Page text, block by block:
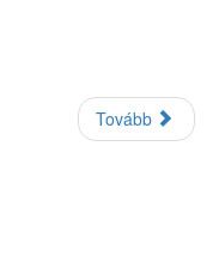
Tovább